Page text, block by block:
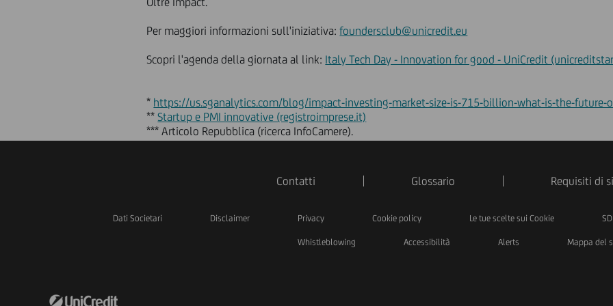
Per maggiori informazioni sull'iniziativa:foundersclub@unicredit.eu
Scopri l'agenda della giornata al link: Italy Tech Day - Innovation for good - UniCredit
* https://us.sganalytics.com/blog/impact-investing-market-size-is-715-billion-what-is-the-future-
**Startup e PMI innovative (registroimprese.it)
*** Articolo Repubblica (ricerca InfoCamere).
Contatti Glossario Requisiti di
Dati Societari Disclaimer Privacy Cookie policy Le tue scelte sui Cookie
Whistleblowing Accessibilità Alerts Mappa del